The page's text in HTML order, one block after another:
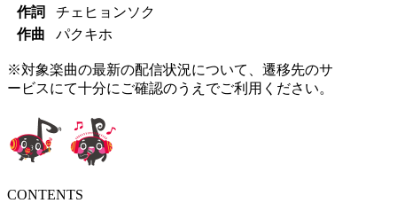
作詞
チェヒョンソク
作曲
パクキホ
※対象楽曲の最新の配信状況について、遷移先のサ
ービスにて十分にご確認のうえでご利用ください。
CONTENTS